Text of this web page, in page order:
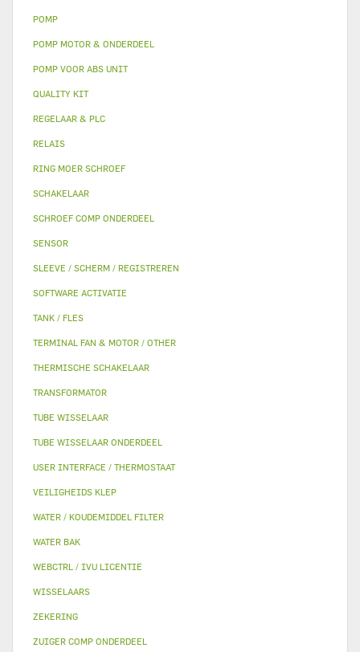
POMP
POMP MOTOR & ONDERDEEL
POMP VOOR ABS UNIT
QUALITY KIT
REGELAAR & PLC
RELAIS
RING MOER SCHROEF
SCHAKELAAR
SCHROEF COMP ONDERDEEL
SENSOR
SLEEVE / SCHERM / REGISTREREN
SOFTWARE ACTIVATIE
TANK / FLES
TERMINAL FAN & MOTOR / OTHER
THERMISCHE SCHAKELAAR
TRANSFORMATOR
TUBE WISSELAAR
TUBE WISSELAAR ONDERDEEL
USER INTERFACE / THERMOSTAAT
VEILIGHEIDS KLEP
WATER / KOUDEMIDDEL FILTER
WATER BAK
WEBCTRL / IVU LICENTIE
WISSELAARS
ZEKERING
ZUIGER COMP ONDERDEEL